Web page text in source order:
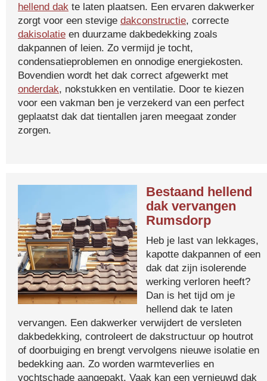
hellend dak te laten plaatsen. Een ervaren dakwerker
zorgt voor een stevige dakconstructie, correcte
dakisolatie en duurzame dakbedekking zoals
dakpannen of leien. Zo vermijd je tocht,
condensatieproblemen en onnodige energiekosten.
Bovendien wordt het dak correct afgewerkt met
onderdak, nokstukken en ventilatie. Door te kiezen
voor een vakman ben je verzekerd van een perfect
geplaatst dak dat tientallen jaren meegaat zonder
zorgen.
Bestaand hellend
dak vervangen
Rumsdorp
Heb je last van lekkages,
kapotte dakpannen of een
dak dat zijn isolerende
werking verloren heeft?
Dan is het tijd om je
hellend dak te laten
vervangen. Een dakwerker verwijdert de versleten
dakbedekking, controleert de dakstructuur op houtrot
of doorbuiging en brengt vervolgens nieuwe isolatie en
bedekking aan. Zo worden warmteverlies en
vochtschade aangepakt. Vaak kan een vernieuwd dak